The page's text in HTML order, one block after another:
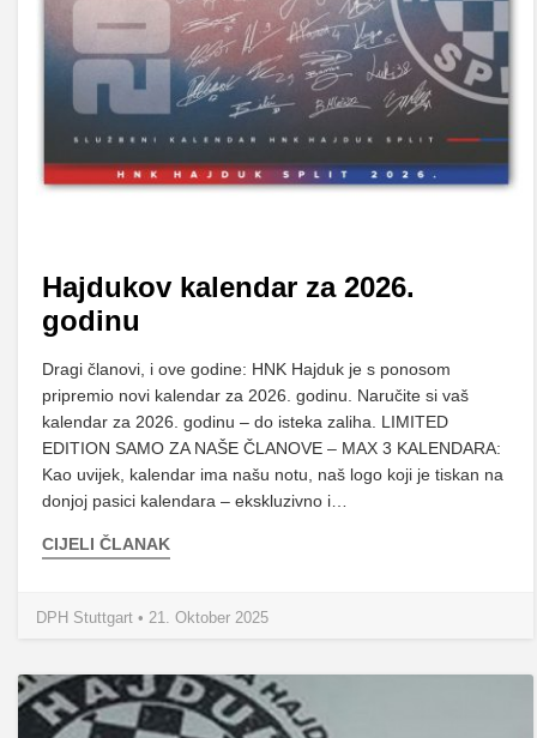
Hajdukov kalendar za 2026.
godinu
Dragi članovi, i ove godine: HNK Hajduk je s ponosom
pripremio novi kalendar za 2026. godinu. Naručite si vaš
kalendar za 2026. godinu – do isteka zaliha. LIMITED
EDITION SAMO ZA NAŠE ČLANOVE – MAX 3 KALENDARA:
Kao uvijek, kalendar ima našu notu, naš logo koji je tiskan na
donjoj pasici kalendara – ekskluzivno i…
CIJELI ČLANAK
DPH Stuttgart • 21. Oktober 2025